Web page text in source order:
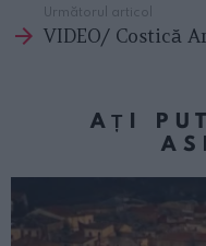
Următorul articol
VIDEO/ Costică
AȚI